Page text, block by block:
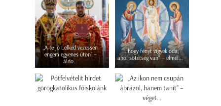
„A te jó Lelked vezessen
engem egyenes úton” –
áldo...
"...hogy fényt vigyek oda,
ahol sötétség van" – elmél...